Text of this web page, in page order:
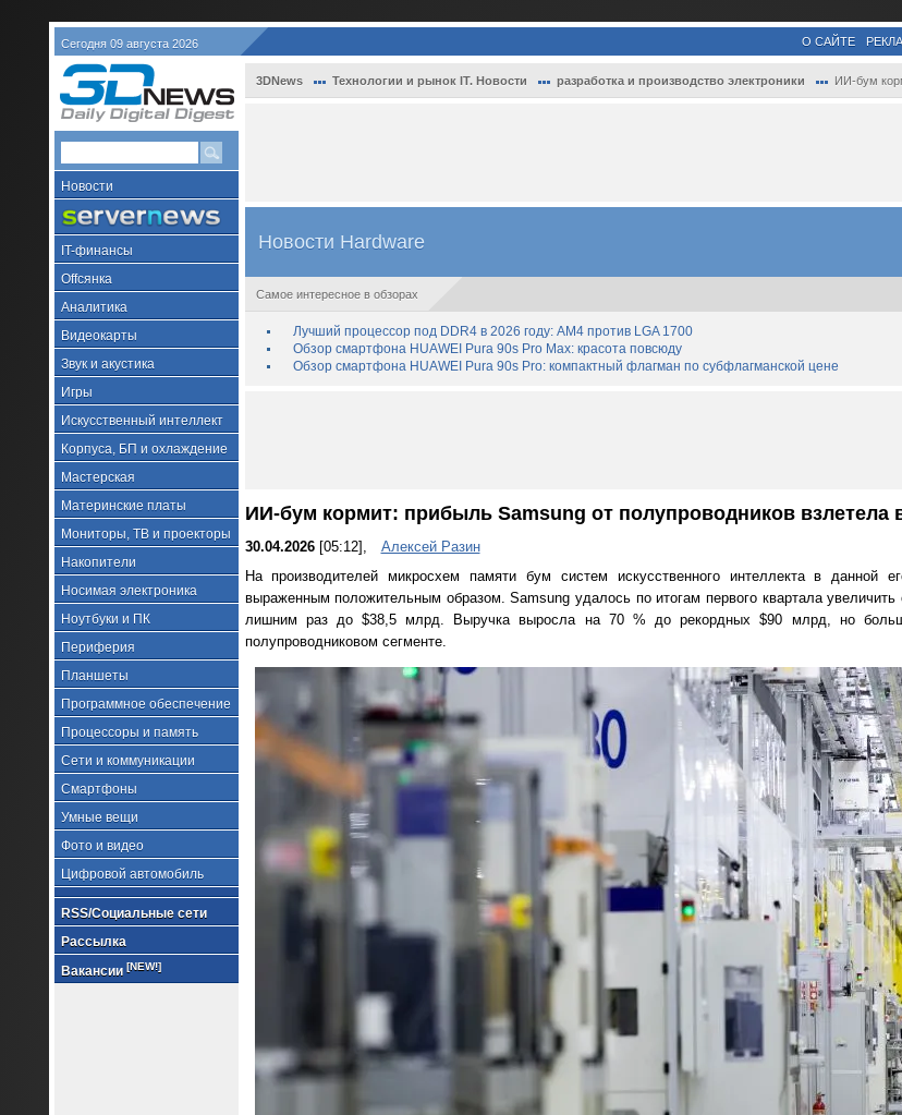
Сегодня 09 августа 2026 О САЙТЕ
Новости
IT-финансы
Offсянка
Аналитика
Видеокарты
Звук и акустика
Игры
Искусственный интеллект
Корпуса, БП и охлаждение
Мастерская
Материнские платы
Мониторы, ТВ и проекторы
Накопители
Носимая электроника
Ноутбуки и ПК
Периферия
Планшеты
Программное обеспечение
Процессоры и память
Сети и коммуникации
Смартфоны
Умные вещи
Фото и видео
Цифровой автомобиль
RSS/Социальные сети
Рассылка
Вакансии [NEW!]
3DNews Технологии и рынок IT. Новости разработка и производство электроники ИИ-бум кормит:
Новости Hardware
Самое интересное в обзорах
Лучший процессор под DDR4 в 2026 году: AM4 против LGA 1700
Обзор смартфона HUAWEI Pura 90s Pro Max: красота повсюду
Обзор смартфона HUAWEI Pura 90s Pro: компактный флагман по субфлагманской цене
ИИ-бум кормит: прибыль Samsung от полупроводников взлетела
30.04.2026[05:12],
Алексей Разин
На производителей микросхем памяти бум систем искусственного интеллекта в данной
выраженным положительным образом. Samsung удалось по итогам первого квартала
лишним раз до $38,5 млрд. Выручка выросла на 70 % до рекордных $90 млрд, но
полупроводниковом сегменте.